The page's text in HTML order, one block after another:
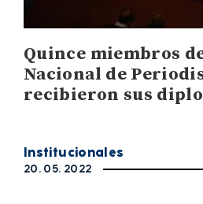
Quince miembros
Nacional de
recibieron sus
Institucionales
20. 05. 2022